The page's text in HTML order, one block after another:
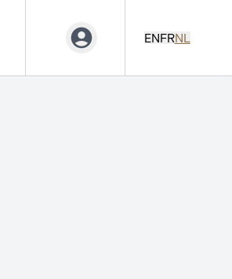
ENFRNL